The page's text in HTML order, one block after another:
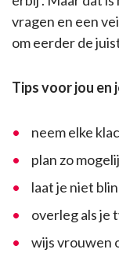
vragen en een
om eerder de
Tips voor jou en
neem elke
plan zo
laat je niet
overleg als je
wijs vrouwen